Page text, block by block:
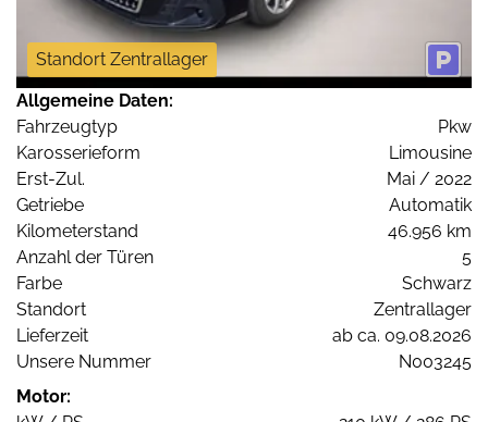
Standort Zentrallager
Allgemeine Daten:
Fahrzeugtyp
Pkw
Karosserieform
Limousine
Erst-Zul.
Mai / 2022
Getriebe
Automatik
Kilometerstand
46.956 km
Anzahl der Türen
5
Farbe
Schwarz
Standort
Zentrallager
Lieferzeit
ab ca. 09.08.2026
Unsere Nummer
N003245
Motor: